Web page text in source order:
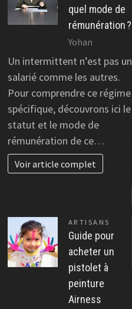
quel mode de
rémunération ?
Yohan
Un intermittent n’est pas un
salarié comme les autres.
Pour comprendre ce régime
spécifique, découvrons ici le
statut et le mode de
rémunération de ce…
Voir article complet
ARTISANS
Guide pour
acheter un
pistolet à
peinture
Airness